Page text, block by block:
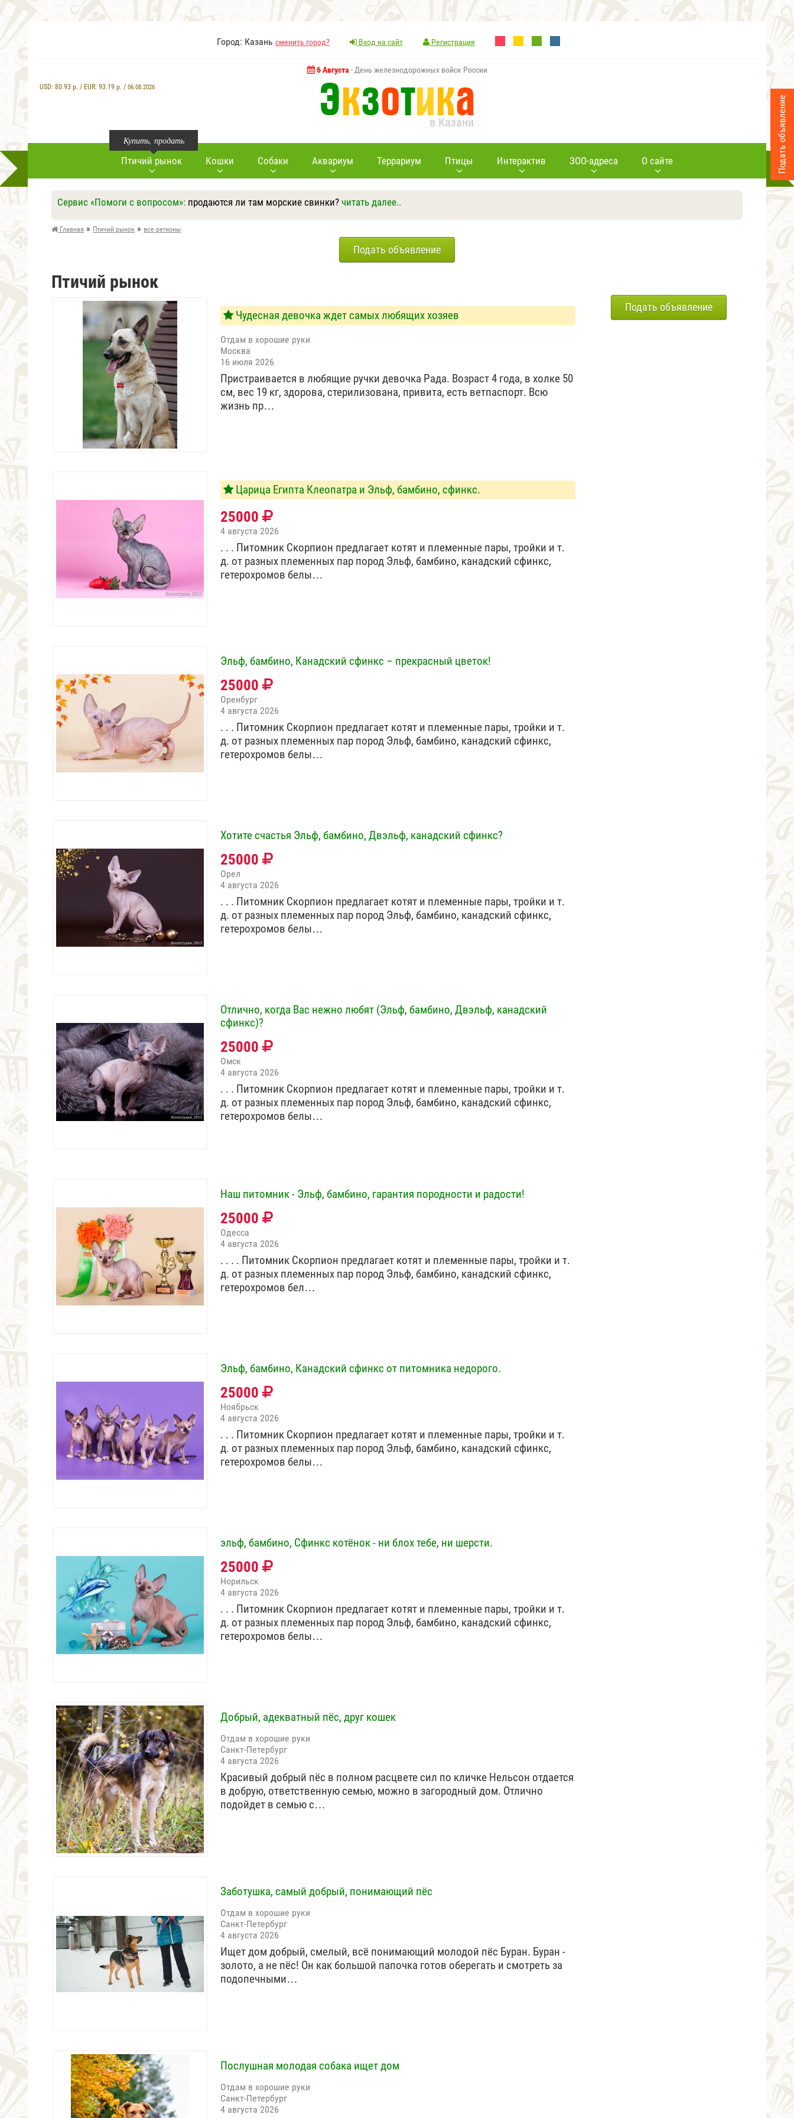
Город: Казань сменить город? Вход на сайт Регистрация
6 Августа - День железнодорожных войск России
USD: 80.93 р. / EUR: 93.19 р. / 06.08.2026
в Казани
Купить, продать
Птичий рынок Кошки Собаки Аквариум Террариум Птицы Интерактив ЗОО-адреса О сайте
Сервис «Помоги с вопросом»: продаются ли там морские свинки? читать далее..
Ответить Другие вопросы
Задать вопрос
Главная » Птичий рынок » все регионы
Подать объявление
Птичий рынок
Чудесная девочка ждет самых любящих хозяев
Отдам в хорошие руки
Москва
16 июля 2026
Пристраивается в любящие ручки девочка Рада. Возраст 4 года, в холке 50
см, вес 19 кг, здорова, стерилизована, привита, есть ветпаспорт. Всю
жизнь пр…
Царица Египта Клеопатра и Эльф, бамбино, сфинкс.
25000
4 августа 2026
. . . Питомник Скорпион предлагает котят и племенные пары, тройки и т.
д. от разных племенных пар пород Эльф, бамбино, канадский сфинкс,
гетерохромов белы…
Эльф, бамбино, Канадский сфинкс – прекрасный цветок!
25000
Оренбург
4 августа 2026
. . . Питомник Скорпион предлагает котят и племенные пары, тройки и т.
д. от разных племенных пар пород Эльф, бамбино, канадский сфинкс,
гетерохромов белы…
Хотите счастья Эльф, бамбино, Двэльф, канадский сфинкс?
25000
Орел
4 августа 2026
. . . Питомник Скорпион предлагает котят и племенные пары, тройки и т.
д. от разных племенных пар пород Эльф, бамбино, канадский сфинкс,
гетерохромов белы…
Отлично, когда Вас нежно любят (Эльф, бамбино, Двэльф, канадский
сфинкс)?
25000
Омск
4 августа 2026
. . . Питомник Скорпион предлагает котят и племенные пары, тройки и т.
д. от разных племенных пар пород Эльф, бамбино, канадский сфинкс,
гетерохромов белы…
Наш питомник - Эльф, бамбино, гарантия породности и радости!
25000
Одесса
4 августа 2026
. . . . Питомник Скорпион предлагает котят и племенные пары, тройки и т.
д. от разных племенных пар пород Эльф, бамбино, канадский сфинкс,
гетерохромов бел…
Эльф, бамбино, Канадский сфинкс от питомника недорого.
25000
Ноябрьск
4 августа 2026
. . . Питомник Скорпион предлагает котят и племенные пары, тройки и т.
д. от разных племенных пар пород Эльф, бамбино, канадский сфинкс,
гетерохромов белы…
эльф, бамбино, Сфинкс котёнок - ни блох тебе, ни шерсти.
25000
Норильск
4 августа 2026
. . . Питомник Скорпион предлагает котят и племенные пары, тройки и т.
д. от разных племенных пар пород Эльф, бамбино, канадский сфинкс,
гетерохромов белы…
Добрый, адекватный пёс, друг кошек
Отдам в хорошие руки
Санкт-Петербург
4 августа 2026
Красивый добрый пёс в полном расцвете сил по кличке Нельсон отдается
в добрую, ответственную семью, можно в загородный дом. Отлично
подойдет в семью с…
Заботушка, самый добрый, понимающий пёс
Отдам в хорошие руки
Санкт-Петербург
4 августа 2026
Ищет дом добрый, смелый, всё понимающий молодой пёс Буран. Буран -
золото, а не пёс! Он как большой папочка готов оберегать и смотреть за
подопечными…
Послушная молодая собака ищет дом
Отдам в хорошие руки
Санкт-Петербург
4 августа 2026
Подать объявление
Подать объявление